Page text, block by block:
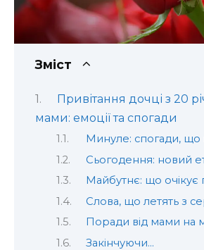
Зміст
Привітання дочці з 20
мами: емоції та спогади
Минуле: спогади, що
Сьогодення: новий
Майбутнє: що
Слова, що летять з
Поради від мами на
Закінчуючи…